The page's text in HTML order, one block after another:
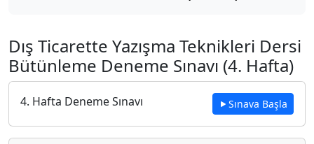
Dış Ticarette Yazışma Teknikleri Dersi
Bütünleme Deneme Sınavı (4. Hafta)
4. Hafta Deneme Sınavı Sınava Başla